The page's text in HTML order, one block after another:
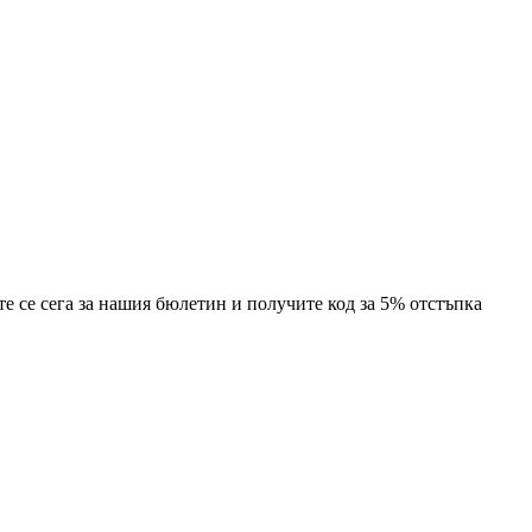
сега за нашия бюлетин и получите код за 5% отстъпка